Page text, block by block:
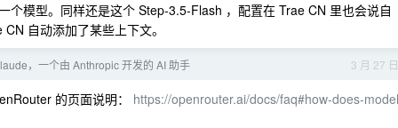
个模型。同样还是这个 Step-3.5-Flash ，配置在 Trae CN 里也会说自
自动添加了某些上下文。
3 月 27 日
，一个由 Anthropic 开发的 AI 助手
的页面说明： https://openrouter.ai/docs/faq#how-does-